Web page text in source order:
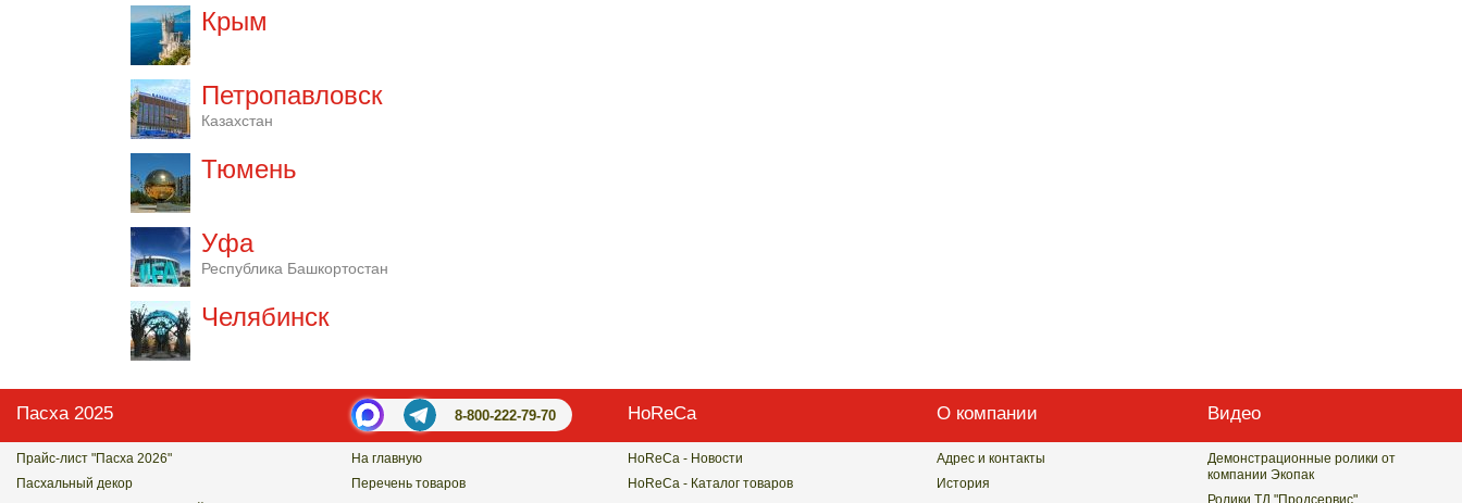
Крым
Петропавловск
Казахстан
Тюмень
Уфа
Республика Башкортостан
Челябинск
Пасха 2025 8-800-222-79-70 HoReCa О компании Видео
Прайс-лист "Пасха 2026"
Пасхальный декор
На главную
Перечень товаров
HoReCa - Новости
HoReCa - Каталог товаров
Адрес и контакты
История
Демонстрационные ролики от
компании Экопак
Ролики ТД "Продсервис"